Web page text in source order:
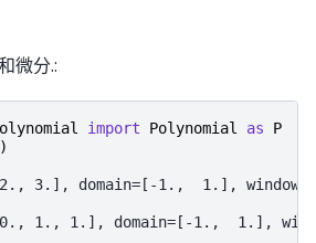
微分.:
import Polynomial as
P
3.], domain=[-1.,  1.],
0., 1., 1.], domain=[-1.,  1.],